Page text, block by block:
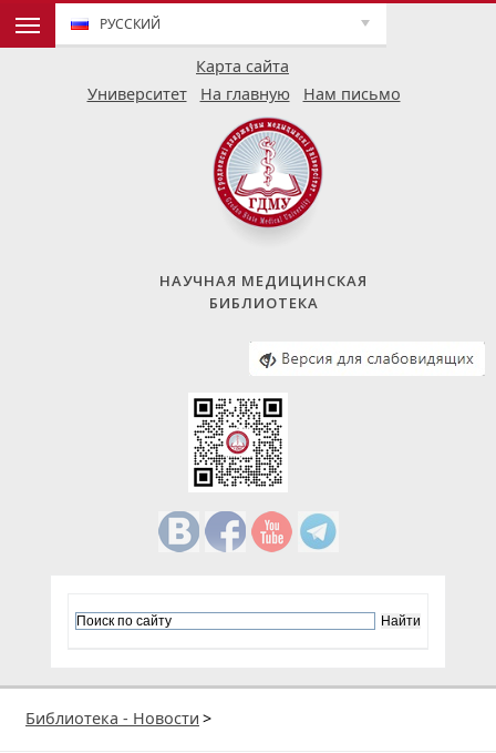
Карта сайта
РУССКИЙ
Университет На главную Нам письмо
НАУЧНАЯ МЕДИЦИНСКАЯ
БИБЛИОТЕКА
Библиотека - Новости >